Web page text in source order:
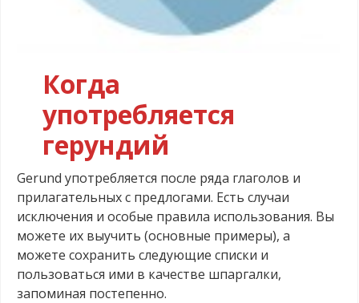
Когда
употребляется
герундий
Gerund употребляется после ряда глаголов и
прилагательных с предлогами. Есть случаи
исключения и особые правила использования. Вы
можете их выучить (основные примеры), а
можете сохранить следующие списки и
пользоваться ими в качестве шпаргалки,
запоминая постепенно.